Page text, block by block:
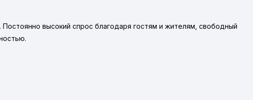
высокий спрос благодаря гостям и жителям, свободный